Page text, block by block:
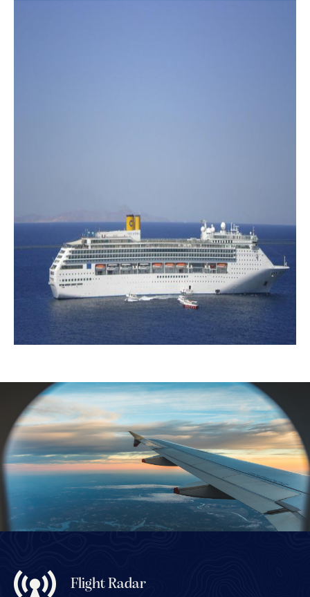
Flight Radar